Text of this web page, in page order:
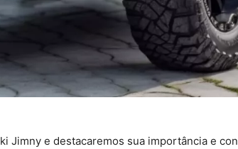
e destacaremos sua importância e